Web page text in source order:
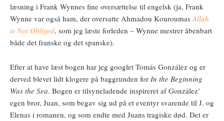
læsning i Frank Wynnes fine oversættelse til engelsk (ja, Frank
Wynne var også ham, der oversatte Ahmadou KouroumasAllah
is Not Obliged, som jeg læste forleden – Wynne mestrer åbenbart
både det franske og det spanske).
Efter at have læst bogen har jeg googlet Tomás González og er
derved blevet lidt klogere på baggrunden for In the Beginning
Was the Sea. Bogen er tilsyneladende inspireret af González’
egen bror, Juan, som begav sig ud på et eventyr svarende til J. og
Elenas i romanen, og som endte med Juans tragiske død. Det er